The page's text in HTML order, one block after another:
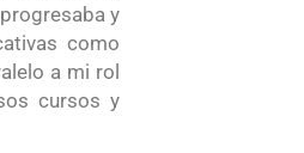
y
como
a mi rol
cursos y